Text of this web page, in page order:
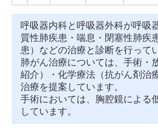
呼吸器内科と呼吸器外科が呼吸
質性肺疾患・喘息・閉塞性肺疾
患）などの治療と診断を行って
肺がん治療については、手術・
紹介）・化学療法（抗がん剤治
治療を提案しています。
手術においては、胸腔鏡による
しています。